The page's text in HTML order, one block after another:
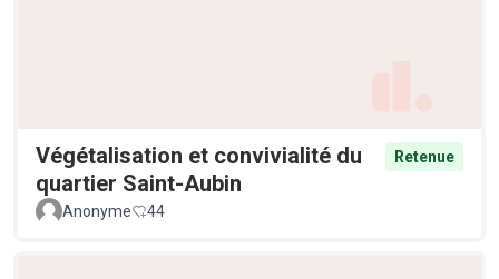
Végétalisation et convivialité du
quartier Saint-Aubin
Retenue
Anonyme 44